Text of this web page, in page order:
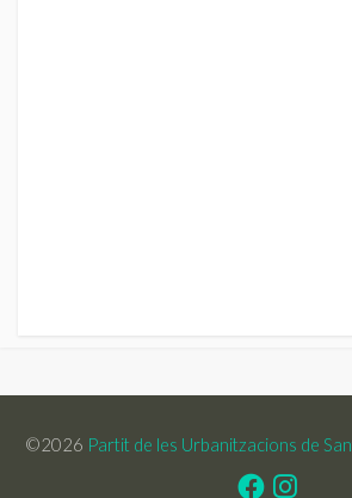
©2026 Partit de les Urbanitzacions de
Facebook